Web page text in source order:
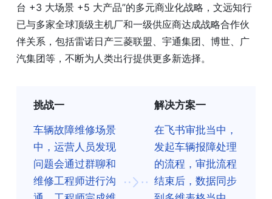
台 +3 大场景 +5 大产品”的多元商业化战略，文远知行
已与多家全球顶级主机厂和一级供应商达成战略合作伙
伴关系，包括雷诺日产三菱联盟、宇通集团、博世、广
汽集团等，不断为人类出行提供更多新选择。
挑战一
车辆故障维修场景
中，运营人员发现
问题会通过群聊和
维修工程师进行沟
解决方案一
在飞书审批当中，
发起车辆报障处理
的流程，审批流程
结束后，数据同步